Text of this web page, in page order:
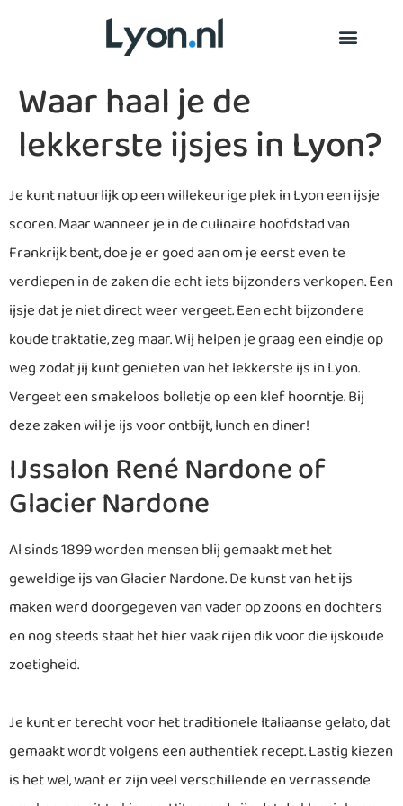
Waar haal je de
lekkerste ijsjes in Lyon?
Je kunt natuurlijk op een willekeurige plek in Lyon een ijsje
scoren. Maar wanneer je in de culinaire hoofdstad van
Frankrijk bent, doe je er goed aan om je eerst even te
verdiepen in de zaken die echt iets bijzonders verkopen. Een
ijsje dat je niet direct weer vergeet. Een echt bijzondere
koude traktatie, zeg maar. Wij helpen je graag een eindje op
weg zodat jij kunt genieten van het lekkerste ijs in Lyon.
Vergeet een smakeloos bolletje op een klef hoorntje. Bij
deze zaken wil je ijs voor ontbijt, lunch en diner!
IJssalon René Nardone of
Glacier Nardone
Al sinds 1899 worden mensen blij gemaakt met het
geweldige ijs van Glacier Nardone. De kunst van het ijs
maken werd doorgegeven van vader op zoons en dochters
en nog steeds staat het hier vaak rijen dik voor die ijskoude
zoetigheid.
Je kunt er terecht voor het traditionele Italiaanse gelato, dat
gemaakt wordt volgens een authentiek recept. Lastig kiezen
is het wel, want er zijn veel verschillende en verrassende